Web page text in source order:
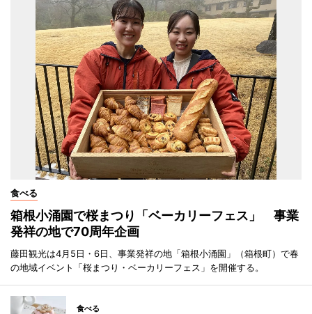
食べる
箱根小涌園で桜まつり「ベーカリーフェス」 事業
発祥の地で70周年企画
藤田観光は4月5日・6日、事業発祥の地「箱根小涌園」（箱根町）で春
の地域イベント「桜まつり・ベーカリーフェス」を開催する。
食べる